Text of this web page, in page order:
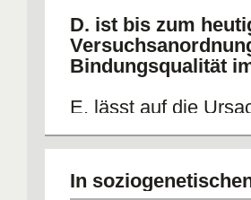
D. ist bis zum
Bindungsqualität
E. lässt auf die
In